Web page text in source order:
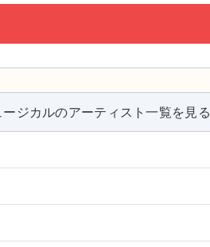
ジカルのアーティスト一覧を見る